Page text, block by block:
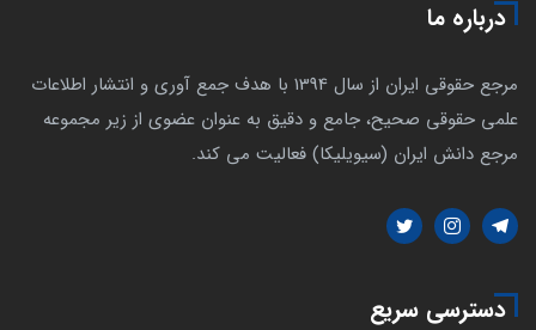
درباره ما
مرجع حقوقی ایران از سال 1394 با هدف جمع آوری و انتشار اطلاعات
علمی حقوقی صحیح، جامع و دقیق به عنوان عضوی از زیر مجموعه
مرجع دانش ایران (سیویلیکا) فعالیت می کند.
دسترسی سریع